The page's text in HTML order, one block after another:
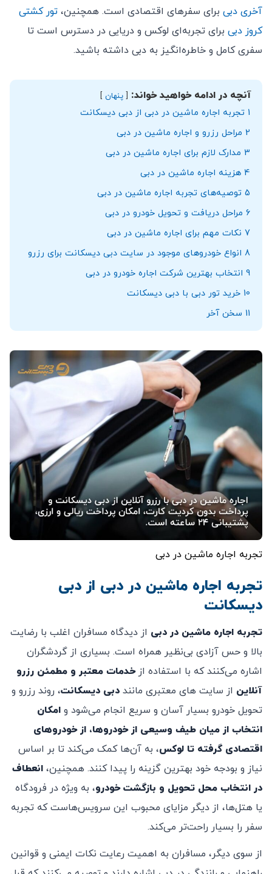
آخری دبی برای سفرهای اقتصادی است. همچنین، تور کشتی
کروز دبی برای تجربه‌ای لوکس و دریایی در دسترس است تا
سفری کامل و خاطره‌انگیز به دبی داشته باشید.
آنچه در ادامه خواهید خواند: پنهان
1 تجربه اجاره ماشین در دبی از دبی دیسکانت
2 مراحل رزرو و اجاره ماشین در دبی
3 مدارک لازم برای اجاره ماشین در دبی
4 هزینه اجاره ماشین در دبی
5 توصیه‌های تجربه اجاره ماشین در دبی
6 مراحل دریافت و تحویل خودرو در دبی
7 نکات مهم برای اجاره ماشین در دبی
8 انواع خودروهای موجود در سایت دبی دیسکانت برای رزرو
9 انتخاب بهترین شرکت اجاره خودرو در دبی
10 خرید تور دبی با دبی دیسکانت
11 سخن آخر
تجربه اجاره ماشین در دبی
تجربه اجاره ماشین در دبی از دبی
دیسکانت
تجربه اجاره ماشین در دبی از دیدگاه مسافران اغلب با رضایت
بالا و حس آزادی بی‌نظیر همراه است. بسیاری از گردشگران
اشاره می‌کنند که با استفاده ازخدمات معتبر و مطمئن رزرو
آنلاین از سایت های معتبری مانند دبی دیسکانت، روند رزرو و
تحویل خودرو بسیار آسان و سریع انجام می‌شود و امکان
انتخاب از میان طیف وسیعی از خودروها، از خودروهای
اقتصادی گرفته تا لوکس، به آن‌ها کمک می‌کند تا بر اساس
نیاز و بودجه خود بهترین گزینه را پیدا کنند. همچنین، انعطاف
در انتخاب محل تحویل و بازگشت خودرو، به ویژه در فرودگاه
یا هتل‌ها، از دیگر مزایای محبوب این سرویس‌هاست که تجربه
سفر را بسیار راحت‌تر می‌کند.
از سوی دیگر، مسافران به اهمیت رعایت نکات ایمنی و قوانین